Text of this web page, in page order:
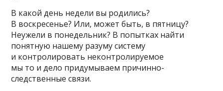
В какой день недели вы родились?
В воскресенье? Или, может быть, в пятницу?
Неужели в понедельник? В попытках найти
понятную нашему разуму систему
и контролировать неконтролируемое
мы то и дело придумываем причинно-
следственные связи.